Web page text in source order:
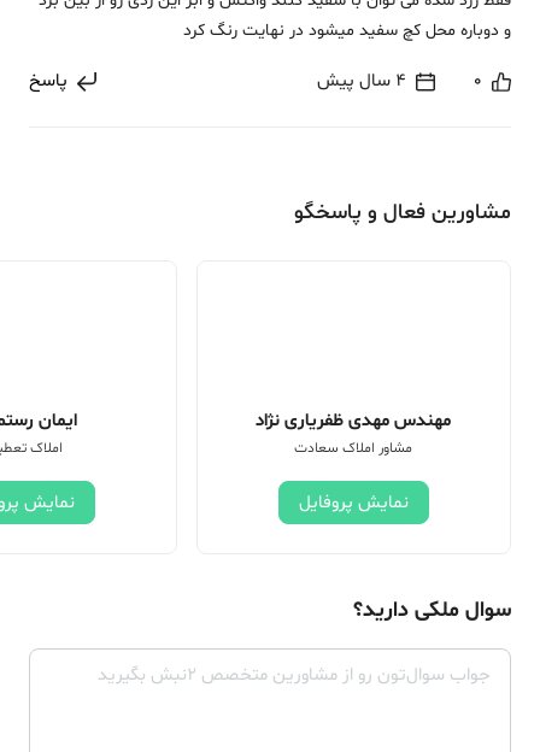
و دوباره محل کچ سفید میشود در نهایت رنگ کرد
0 4 سال پیش پاسخ
مشاورین فعال و پاسخگو
مهندس مهدی ظفریاری نژاد
مشاور املاک سعادت
نمایش پروفایل
ایمان
املاک
نمایش
سوال ملکی دارید؟